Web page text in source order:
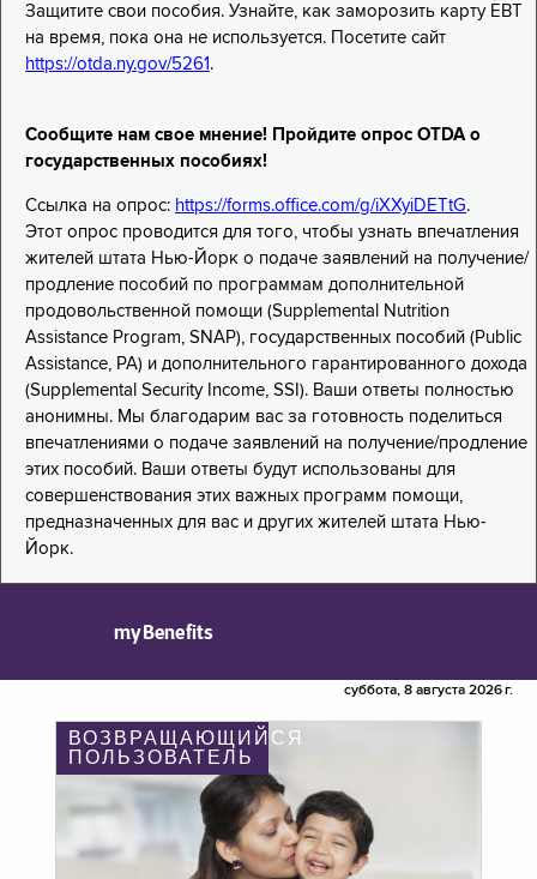
Защитите свои пособия. Узнайте, как заморозить карту EBT
на время, пока она не используется. Посетите сайт
https://otda.ny.gov/5261 .
Сообщите нам свое мнение! Пройдите опрос OTDA о
государственных пособиях!
Ссылка на опрос: https://forms.office.com/g/iXXyiDETtG.
Этот опрос проводится для того, чтобы узнать впечатления
жителей штата Нью-Йорк о подаче заявлений на получение/
продление пособий по программам дополнительной
продовольственной помощи (Supplemental Nutrition
Assistance Program, SNAP), государственных пособий (Public
Assistance, PA) и дополнительного гарантированного дохода
(Supplemental Security Income, SSI). Ваши ответы полностью
анонимны. Мы благодарим вас за готовность поделиться
впечатлениями о подаче заявлений на получение/продление
этих пособий. Ваши ответы будут использованы для
совершенствования этих важных программ помощи,
предназначенных для вас и других жителей штата Нью-
Йорк.
myBenefits
суббота, 8 августа 2026 г.
ВОЗВРАЩАЮЩИЙСЯ
ПОЛЬЗОВАТЕЛЬ